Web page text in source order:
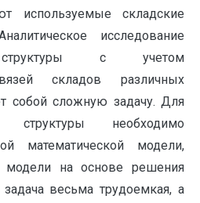
используемые складские
исследование
структуры с учетом
складов различных
собой сложную задачу. Для
структуры необходимо
математической модели,
модели на основе решения
весьма трудоемкая, а